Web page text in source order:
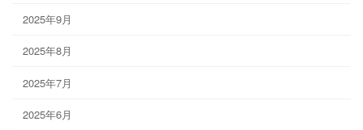
2025年9月
2025年8月
2025年7月
2025年6月